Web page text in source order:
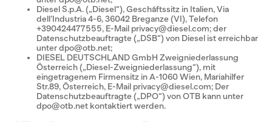
Diesel S.p.A. („Diesel“), Geschäftssitz in Italien, Via
dell’Industria 4-6, 36042 Breganze (VI), Telefon
+390424477555, E-Mail privacy@diesel.com; der
Datenschutzbeauftragte („DSB“) von Diesel ist erreichbar
unter dpo@otb.net;
DIESEL DEUTSCHLAND GmbH Zweigniederlassung
Österreich („Diesel-Zweigniederlassung“), mit
eingetragenem Firmensitz in A-1060 Wien, Mariahilfer
Str.89, Österreich, E-Mail privacy@diesel.com; Der
Datenschutzbeauftragte („DPO“) von OTB kann unter
dpo@otb.net kontaktiert werden.